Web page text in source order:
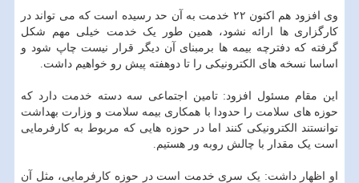
وی افزود هم اکنون ۲۲ خدمت به آن حد رسیده است که می تواند در
کارگزاری ها ارائه نشود، همین طور یک خدمت خیلی مهم شکل
گرفته که دفترچه بیمه ها برمبنای آن دیگر قرار نیست چاپ شود و
اساسا نسخه های الکترونیکی را تا دوهفته پیش رو خواهیم داشت.
این مقام مسئول افزود: تامین اجتماعی سه دسته خدمت دارد که
حوزه های سلامت را حدودا با همکاری بیمه سلامت و وزارت بهداشت
توانستند الکترونیکی کنند اما در حوزه هایی که مربوط به کارفرمایی
است یک مقدار با چالش روبه ور هستیم.
او اظهار داشت: یک سری خدمت است در حوزه کارفرمایی، مثل آن